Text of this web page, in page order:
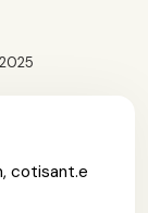
cotisant.e